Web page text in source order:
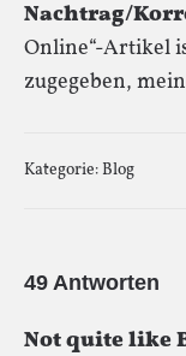
Nachtrag/
Online“-Artikel
zugegeben,
Kategorie:Blog
49 Antworten
Not quite like